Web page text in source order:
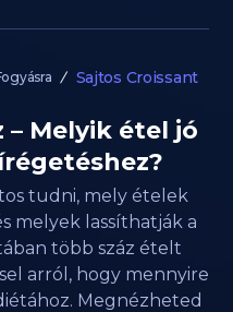
Sajtos Croissant
Melyik étel jó
tudni, mely ételek
melyek lassíthatják a
több száz ételt
arról, hogy mennyire
Megnézheted